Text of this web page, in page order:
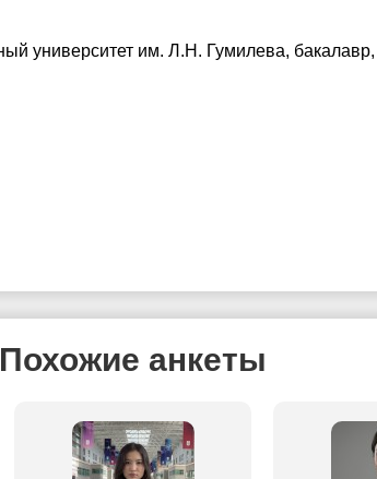
университет им. Л.Н. Гумилева,
Похожие анкеты